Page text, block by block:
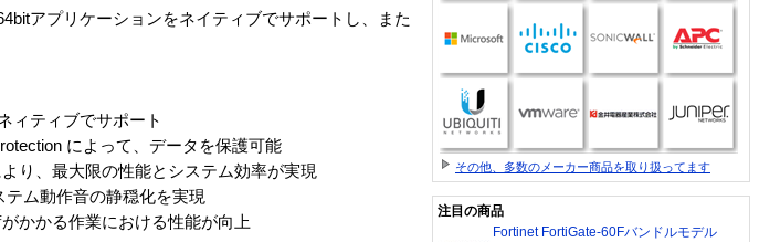
アプリケーションをネイティブでサポートし、また
ィティブでサポート
によって、データを保護可能
り、最大限の性能とシステム効率が実現
テム動作音の静穏化を実現
かかる作業における性能が向上
その他、多数のメーカー商品を取り扱ってます
注目の商品
Fortinet FortiGate-60Fバンドルモデル